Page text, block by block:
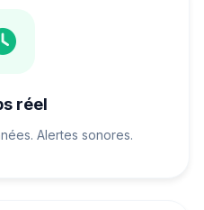
réel
Alertes sonores.